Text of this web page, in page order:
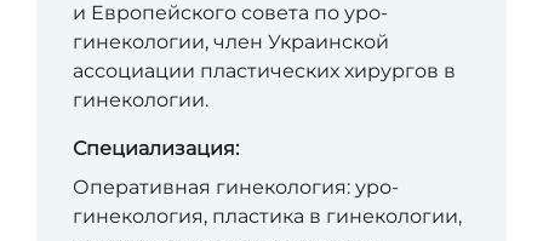
и Европейского совета по уро-
гинекологии, член Украинской
ассоциации пластических хирургов в
гинекологии.
Специализация:
Оперативная гинекология: уро-
гинекология, пластика в гинекологии,